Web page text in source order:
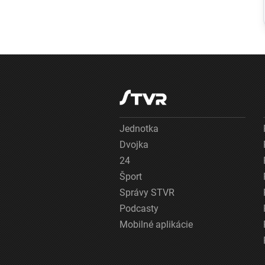
Jednotka
Dvojka
24
Šport
Správy STVR
Podcasty
Mobilné aplikácie